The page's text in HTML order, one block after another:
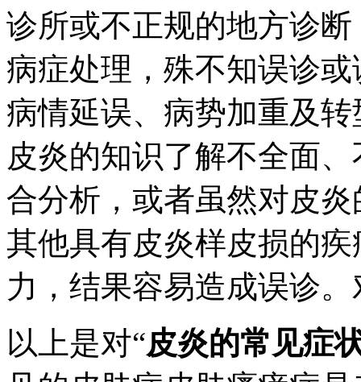
诊所或不正规的地方诊
病症处理，殊不知误诊
病情延误、病势加重及
皮炎的知识了解不全面
合分析，或者虽然对皮
其他具有皮炎样皮损的
力，结果容易造成误诊
以上是对“皮炎的常见症